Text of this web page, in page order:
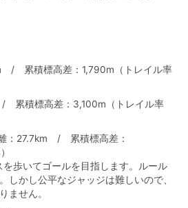
/ 累積標高差：1,790m（トレイル率
累積標高差：3,100m（トレイル率
：27.7km / 累積標高差：
歩いてゴールを目指します。ルール
しかし公平なジャッジは難しいので、
ません。